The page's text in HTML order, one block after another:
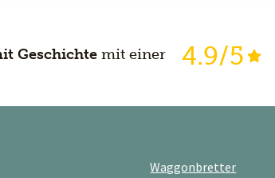
Geschichtemit einer 4.9/5
Waggonbretter